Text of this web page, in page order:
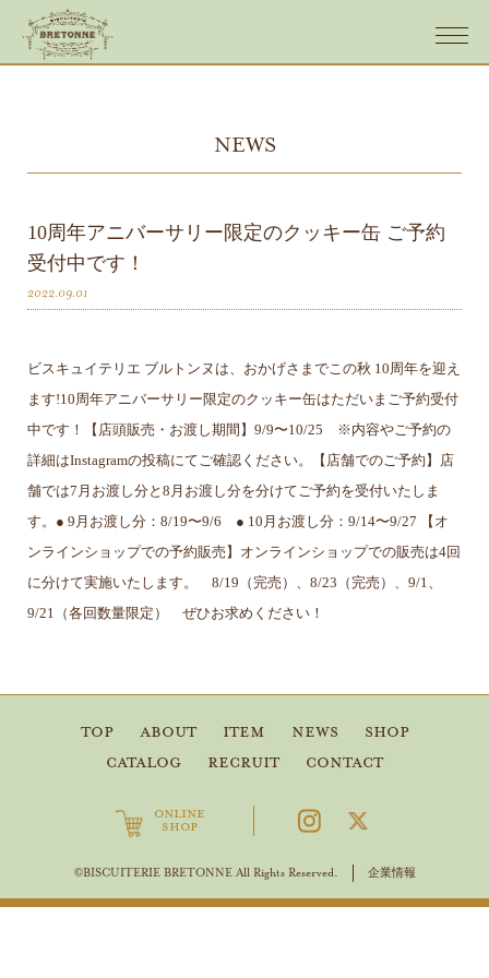
NEWS
10周年アニバーサリー限定のクッキー缶 ご予約
受付中です！
2022.09.01
ビスキュイテリエ ブルトンヌは、おかげさまでこの秋 10周年を迎え
ます!10周年アニバーサリー限定のクッキー缶はただいまご予約受付
中です！【店頭販売・お渡し期間】9/9〜10/25 ※内容やご予約の
詳細はInstagramの投稿にてご確認ください。【店舗でのご予約】店
舗では7月お渡し分と8月お渡し分を分けてご予約を受付いたしま
す。● 9月お渡し分：8/19〜9/6 ● 10月お渡し分：9/14〜9/27 【オ
ンラインショップでの予約販売】オンラインショップでの販売は4回
に分けて実施いたします。 8/19（完売）、8/23（完売）、9/1、
9/21（各回数量限定） ぜひお求めください！
TOP ABOUT ITEM NEWS
SHOP
CATALOG
RECRUIT CONTACT
ONLINE
SHOP
©BISCUITERIE BRETONNE All Rights Reserved. 企業情報